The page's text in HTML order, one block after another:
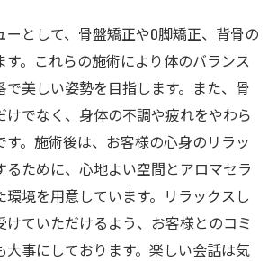
ーとして、骨盤矯正やO脚矯正、背骨の
。これらの施術により体のバランス
で美しい姿勢を目指します。また、骨
けでなく、身体の不調や疲れをやわら
す。施術後は、お客様の心身のリラッ
るために、心地よい空間とアロマセラ
環境を用意しています。リラックスし
けていただけるよう、お客様とのコミ
大事にしております。楽しい会話は気